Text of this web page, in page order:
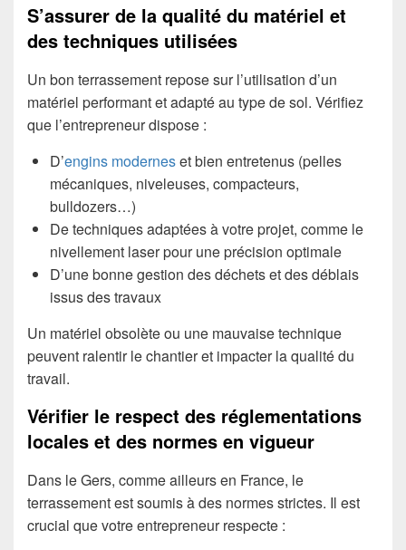
S’assurer de la qualité du matériel et
des techniques utilisées
Un bon terrassement repose sur l’utilisation d’un
matériel performant et adapté au type de sol. Vérifiez
que l’entrepreneur dispose :
D’engins moderneset bien entretenus (pelles
mécaniques, niveleuses, compacteurs,
bulldozers…)
De techniques adaptées à votre projet, comme le
nivellement laser pour une précision optimale
D’une bonne gestion des déchets et des déblais
issus des travaux
Un matériel obsolète ou une mauvaise technique
peuvent ralentir le chantier et impacter la qualité du
travail.
Vérifier le respect des réglementations
locales et des normes en vigueur
Dans le Gers, comme ailleurs en France, le
terrassement est soumis à des normes strictes. Il est
crucial que votre entrepreneur respecte :